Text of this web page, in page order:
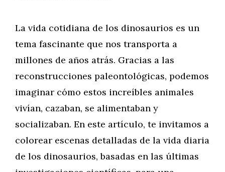
La vida cotidiana de los dinosaurios es un
tema fascinante que nos transporta a
millones de años atrás. Gracias a las
reconstrucciones paleontológicas, podemos
imaginar cómo estos increíbles animales
vivían, cazaban, se alimentaban y
socializaban. En este artículo, te invitamos a
colorear escenas detalladas de la vida diaria
de los dinosaurios, basadas en las últimas